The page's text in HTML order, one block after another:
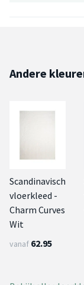
Andere
Scandinavisch
vloerkleed -
Charm Curves
Wit
vanaf 62.95